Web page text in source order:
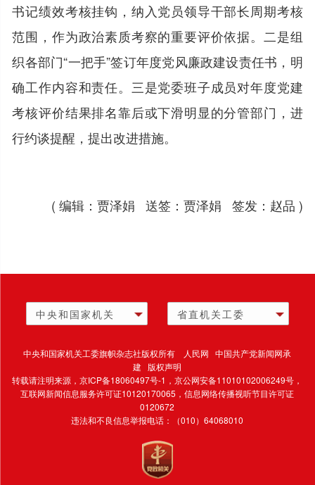
书记绩效考核挂钩，纳入党员领导干部长周期考核
范围，作为政治素质考察的重要评价依据。二是组
织各部门“一把手”签订年度党风廉政建设责任书，明
确工作内容和责任。三是党委班子成员对年度党建
考核评价结果排名靠后或下滑明显的分管部门，进
行约谈提醒，提出改进措施。
( 编辑：贾泽娟 送签：贾泽娟 签发：赵品 )
中央和国家机关 省直机关工委
中央和国家机关工委旗帜杂志社版权所有 人民网 中国共产党新闻网承
建 版权声明
转载请注明来源，京ICP备18060497号-1 ，京公网安备11010102006249号，
互联网新闻信息服务许可证10120170065，信息网络传播视听节目许可证
0120672
违法和不良信息举报电话：（010）64068010